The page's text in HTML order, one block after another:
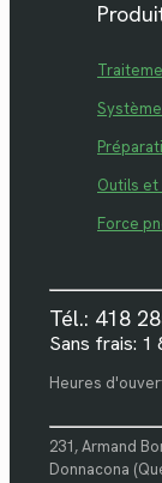
Outils et
Force
Tél.: 418
Sans frais: 1
Heures
231, Armand
Donnacona